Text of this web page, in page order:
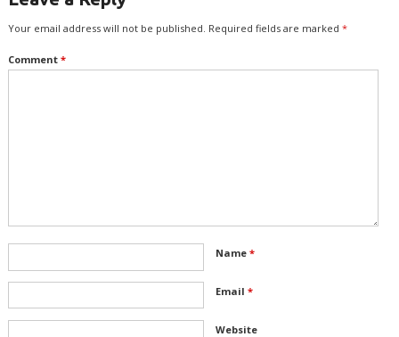
Your email address will not be published. Required fields are marked *
Comment *
Name *
Email *
Website